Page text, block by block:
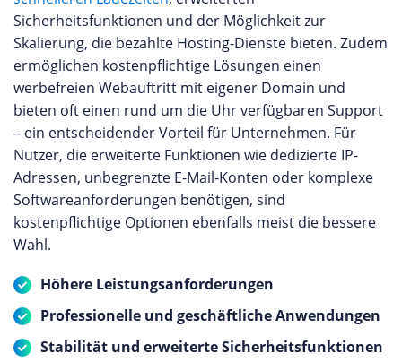
Sicherheitsfunktionen und der Möglichkeit zur
Skalierung, die bezahlte Hosting-Dienste bieten. Zudem
ermöglichen kostenpflichtige Lösungen einen
werbefreien Webauftritt mit eigener Domain und
bieten oft einen rund um die Uhr verfügbaren Support
– ein entscheidender Vorteil für Unternehmen. Für
Nutzer, die erweiterte Funktionen wie dedizierte IP-
Adressen, unbegrenzte E-Mail-Konten oder komplexe
Softwareanforderungen benötigen, sind
kostenpflichtige Optionen ebenfalls meist die bessere
Wahl.
Höhere Leistungsanforderungen
Professionelle und geschäftliche Anwendungen
Stabilität und erweiterte Sicherheitsfunktionen